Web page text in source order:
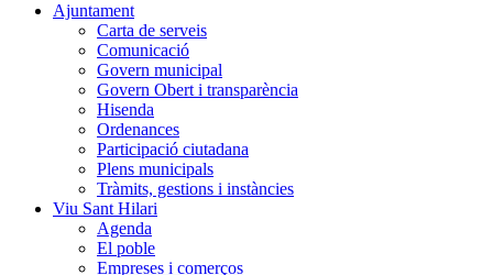
Ajuntament
Carta de serveis
Comunicació
Govern municipal
Govern Obert i transparència
Hisenda
Ordenances
Participació ciutadana
Plens municipals
Tràmits, gestions i instàncies
Viu Sant Hilari
Agenda
El poble
Empreses i comerços